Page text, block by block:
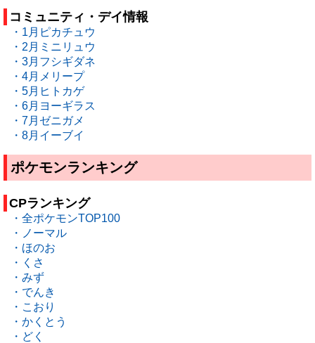
コミュニティ・デイ情報
・1月ピカチュウ
・2月ミニリュウ
・3月フシギダネ
・4月メリープ
・5月ヒトカゲ
・6月ヨーギラス
・7月ゼニガメ
・8月イーブイ
ポケモンランキング
CPランキング
・全ポケモンTOP100
・ノーマル
・ほのお
・くさ
・みず
・でんき
・こおり
・かくとう
・どく